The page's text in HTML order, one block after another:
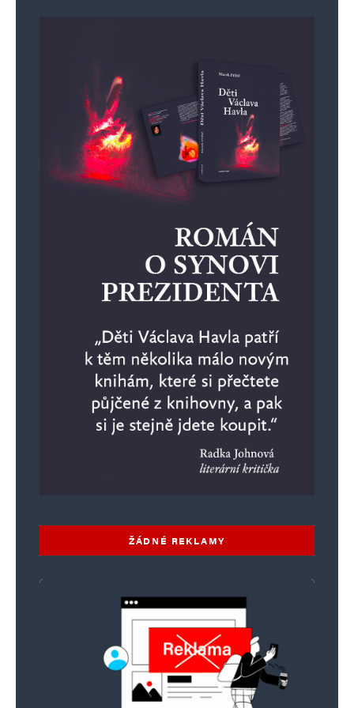
tím větším ohrožením pro suverenitu naší
země. Podle mého názoru je Matěj Gregor
mladý nadějný politik, který dovede
srozumitelným a kultivovaným způsobem
pojmenovat naši politickou situaci. Doufám,
že bude mít šanci své schopnosti uplatnit
a doufám, že nezklame. Spolek Odchod není
„žebrání.“ Komu tato činnost připadá
zajímavá, může přispět, kdo nechce, nemusí,
a dokonce nemusí ani sledovat pořady pana
volbách neuspěje, přesto si myslím, že dělá
mnohem více pro tento národ než ti, kteří jen
rozsévají negativní energii v diskusích.
Pořád lepší škemrat od dobrovlůných dárců, než
jako eurobolševická koalice, která tuneluje přes
ruzné neziskovky přímo státní rozpočet, jo i ty
profesorovy ženy v Barmě musí podojit státní
cecík.Další věc, nekandidováním a nezájmem se
právě do eurobolševického bruselského hnízda
dostávají lidi podporující rudozelený fanatismus
a další totalitní zvěrstva, takže i ta kandidatura
Odpovědět
ŽÁDNÉ REKLAMY